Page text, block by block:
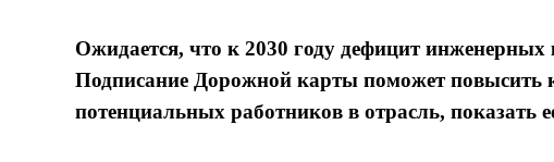
Ожидается, что к 2030 году дефицит инженерных
Подписание Дорожной карты поможет повысить
потенциальных работников в отрасль, показать